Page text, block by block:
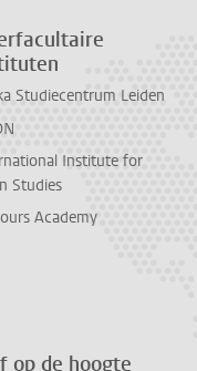
Studiecentrum Leiden
Institute for
Studies
Academy
op de hoogte